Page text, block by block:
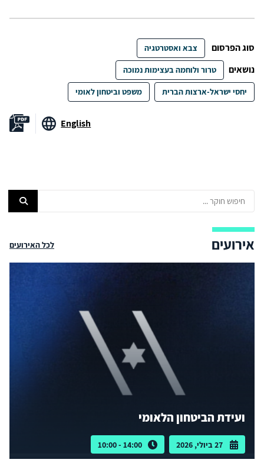
סוג הפרסום צבא ואסטרטגיה
נושאים טרור ולוחמה בעצימות נמוכה
יחסי ישראל-ארצות הברית משפט וביטחון לאומי
English
אירועים לכל האירועים
ועידת הביטחון הלאומי
27 ביולי, 2026 14:00 - 10:00